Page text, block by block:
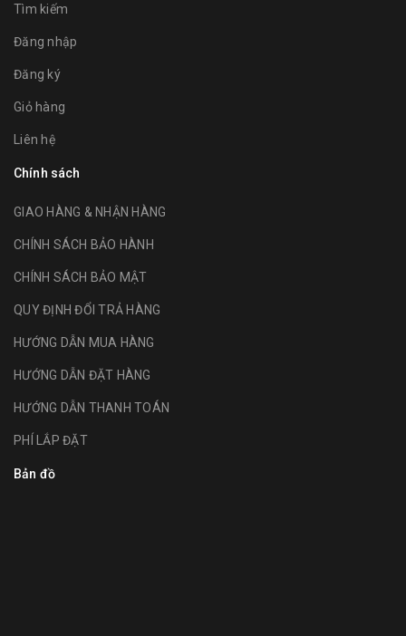
Tìm kiếm
Đăng nhập
Đăng ký
Giỏ hàng
Liên hệ
Chính sách
GIAO HÀNG & NHẬN HÀNG
CHÍNH SÁCH BẢO HÀNH
CHÍNH SÁCH BẢO MẬT
QUY ĐỊNH ĐỔI TRẢ HÀNG
HƯỚNG DẪN MUA HÀNG
HƯỚNG DẪN ĐẶT HÀNG
HƯỚNG DẪN THANH TOÁN
PHÍ LẮP ĐẶT
Bản đồ